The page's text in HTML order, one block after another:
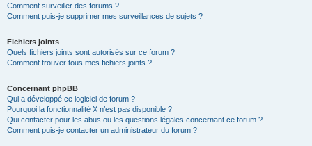
Comment surveiller des forums ?
Comment puis-je supprimer mes surveillances de sujets ?
Fichiers joints
Quels fichiers joints sont autorisés sur ce forum ?
Comment trouver tous mes fichiers joints ?
Concernant phpBB
Qui a développé ce logiciel de forum ?
Pourquoi la fonctionnalité X n’est pas disponible ?
Qui contacter pour les abus ou les questions légales concernant ce forum ?
Comment puis-je contacter un administrateur du forum ?